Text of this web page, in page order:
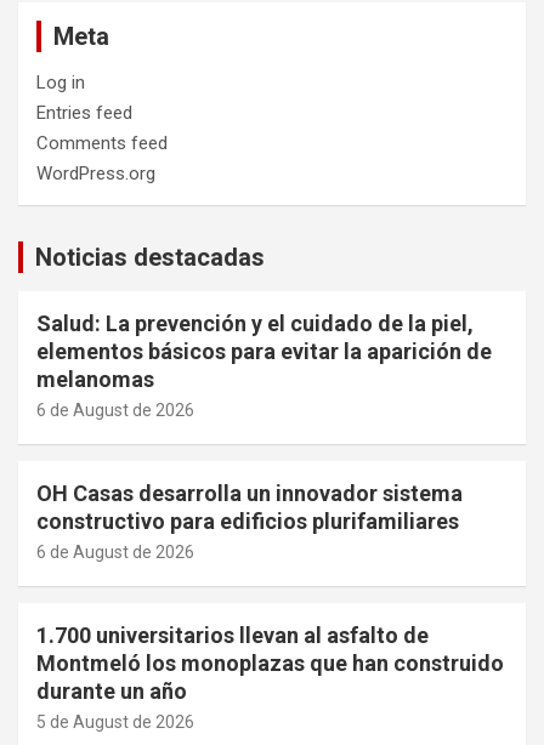
Meta
Log in
Entries feed
Comments feed
WordPress.org
Noticias destacadas
Salud: La prevención y el cuidado de la piel,
elementos básicos para evitar la aparición de
melanomas
6 de August de 2026
OH Casas desarrolla un innovador sistema
constructivo para edificios plurifamiliares
6 de August de 2026
1.700 universitarios llevan al asfalto de
Montmeló los monoplazas que han construido
durante un año
5 de August de 2026